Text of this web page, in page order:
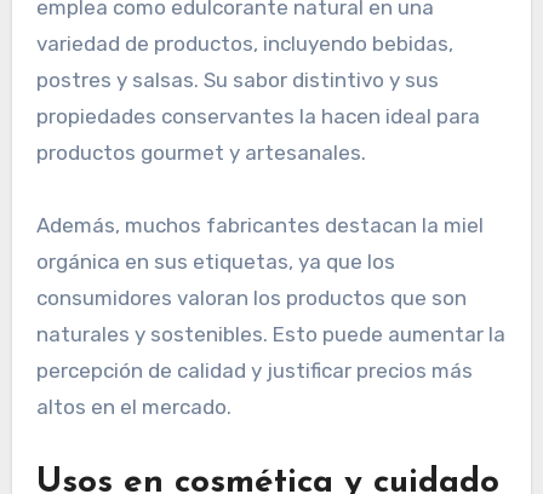
conscientes de la salud.
Aplicaciones en la industria
alimentaria
emplea como edulcorante natural en una
variedad de productos, incluyendo bebidas,
postres y salsas. Su sabor distintivo y sus
propiedades conservantes la hacen ideal para
productos gourmet y artesanales.
orgánica en sus etiquetas, ya que los